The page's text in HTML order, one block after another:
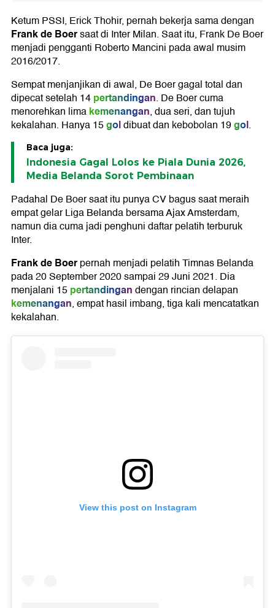
Ketum PSSI, Erick Thohir, pernah bekerja sama dengan
Frank de Boersaat di Inter Milan. Saat itu, Frank De Boer
menjadi pengganti Roberto Mancini pada awal musim
2016/2017.
Sempat menjanjikan di awal, De Boer gagal total dan
dipecat setelah 14pertandingan. De Boer cuma
menorehkan limakemenangan, dua seri, dan tujuh
kekalahan. Hanya 15goldibuat dan kebobolan 19gol.
Baca juga:
Indonesia Gagal Lolos ke Piala Dunia 2026,
Media Belanda Sorot Pembinaan
Padahal De Boer saat itu punya CV bagus saat meraih
empat gelar Liga Belanda bersama Ajax Amsterdam,
namun dia cuma jadi penghuni daftar pelatih terburuk
Inter.
Frank de Boerpernah menjadi pelatih Timnas Belanda
pada 20 September 2020 sampai 29 Juni 2021. Dia
menjalani 15pertandingandengan rincian delapan
kemenangan, empat hasil imbang, tiga kali mencatatkan
kekalahan.
View this post on Instagram